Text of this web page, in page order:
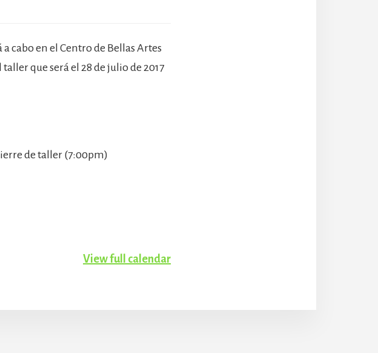
cabo en el Centro de Bellas Artes
que será el 28 de julio de 2017
de taller (7:00pm)
View full calendar